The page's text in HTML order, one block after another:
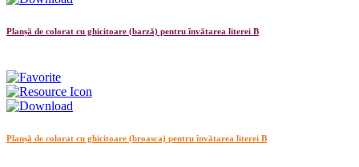
Planșă de colorat cu ghicitoare (barză) pentru învătarea literei B
Planșă de colorat cu ghicitoare (broasca) pentru învătarea literei B